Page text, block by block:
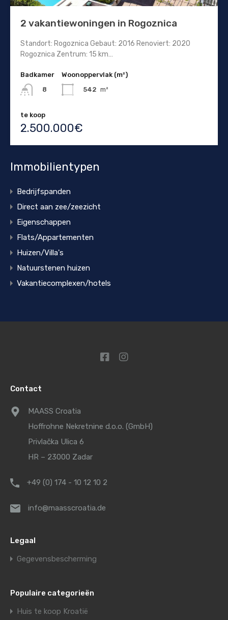
2 vakantiewoningen in Rogoznica
Standort: Rogoznica Gebaut: 2016 Renoviert: 2020
Rogoznica Zentrum: 15 km…
Badkamer
8
Woonoppervlak (m²)
542 m²
te koop
2.500.000€
Immobilientypen
Bedrijfspanden
Direct aan zee/zeezicht
Eigenschappen
Flats/Appartementen
Huizen/Villa's
Natuurstenen huizen
Vakantiecomplexen/hotels
Contact
MAASS Croatia
Hoffrohne Nekretnine d.o.o. (GmbH)
Privlačka Ulica 6
HR – 23000 Zadar
+49 (0) 174 - 10 12 10 2
info@maasscroatia.de
Legaal
Gegevensbescherming
Populaire categorieën
Huis te koop Kroatië